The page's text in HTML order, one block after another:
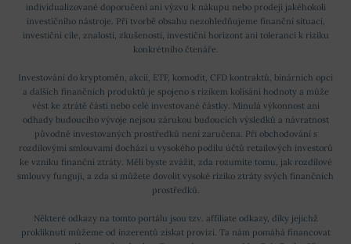
individualizované doporučení ani výzvu k nákupu nebo prodeji jakéhokoli
investičního nástroje. Při tvorbě obsahu nezohledňujeme finanční situaci,
investiční cíle, znalosti, zkušenosti, investiční horizont ani toleranci k riziku
konkrétního čtenáře.
Investování do kryptoměn, akcií, ETF, komodit, CFD kontraktů, binárních opcí
a dalších finančních produktů je spojeno s rizikem kolísání hodnoty a může
vést ke ztrátě části nebo celé investované částky. Minulá výkonnost ani
odhady budoucího vývoje nejsou zárukou budoucích výsledků a návratnost
původně investovaných prostředků není zaručena. Při obchodování s
rozdílovými smlouvami dochází u vysokého podílu účtů retailových investorů
ke vzniku finanční ztráty. Měli byste zvážit, zda rozumíte tomu, jak rozdílové
smlouvy fungují, a zda si můžete dovolit vysoké riziko ztráty svých finančních
prostředků.
Některé odkazy na tomto portálu jsou tzv. affiliate odkazy, díky jejichž
prokliknutí můžeme od inzerentů získat provizi. Ta nám pomáhá financovat